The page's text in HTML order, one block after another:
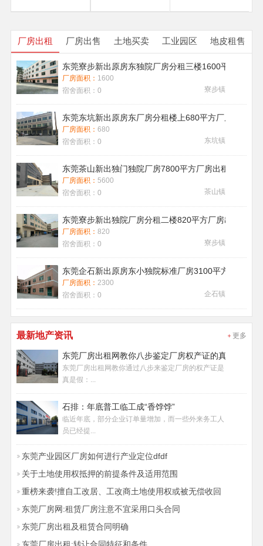
厂房出租 厂房出售 土地买卖 工业园区 地皮租售
东莞寮步新出原房东独院厂房分租三楼1600平方带地
厂房面积： 1600
宿舍面积： 0 寮步镇
东莞东坑新出原房东厂房分租楼上680平方厂房出租现
厂房面积： 680
宿舍面积： 0 东坑镇
东莞茶山新出独门独院厂房7800平方厂房出租带喷淋
厂房面积： 5600
宿舍面积： 0 茶山镇
东莞寮步新出独院厂房分租二楼820平方厂房出租
厂房面积： 820
宿舍面积： 0 寮步镇
东莞企石新出原房东小独院标准厂房3100平方厂房出租
厂房面积： 2300
宿舍面积： 0 企石镇
最新地产资讯 更多
东莞厂房出租网教你八步鉴定厂房权产证的真假
东莞厂房出租网教你通过八步来鉴定厂房的权产证是
真是假：...
石排：年底普工临工成“香饽饽”
临近年底，部分企业订单量增加，而一些外来务工人
员已经提...
东莞产业园区厂房如何进行产业定位dfdf
关于土地使用权抵押的前提条件及适用范围
重榜来袭!擅自工改居、工改商土地使用权或被无偿收回
东莞厂房网:租赁厂房注意不宜采用口头合同
东莞厂房出租及租赁合同明确